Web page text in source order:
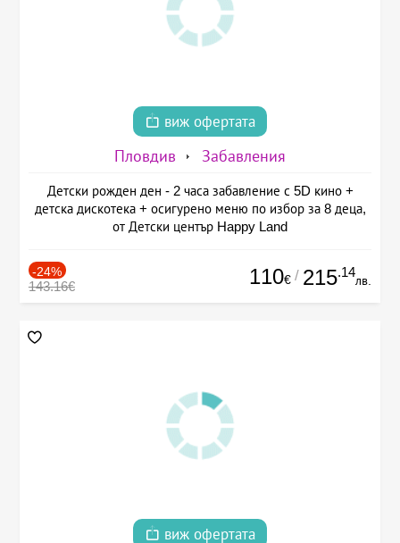
виж офертата
Пловдив Забавления
Детски рожден ден - 2 часа забавление с 5D кино +
детска дискотека + осигурено меню по избор за 8 деца,
от Детски център Happy Land
-24%
143.16€ 110€ / 215.14
лв.
виж офертата